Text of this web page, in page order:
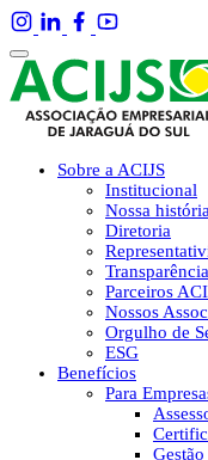
Sobre a ACIJS
Institucional
Nossa história
Diretoria
Transparência
Parceiros
Nossos
Orgulho de
ESG
Benefícios
Para